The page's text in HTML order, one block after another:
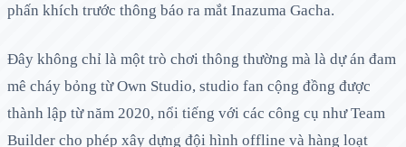
phấn khích trước thông báo ra mắt Inazuma Gacha.
Đây không chỉ là một trò chơi thông thường mà là dự án đam
mê cháy bỏng từ Own Studio, studio fan cộng đồng được
thành lập từ năm 2020, nổi tiếng với các công cụ như Team
Builder cho phép xây dựng đội hình offline và hàng loạt